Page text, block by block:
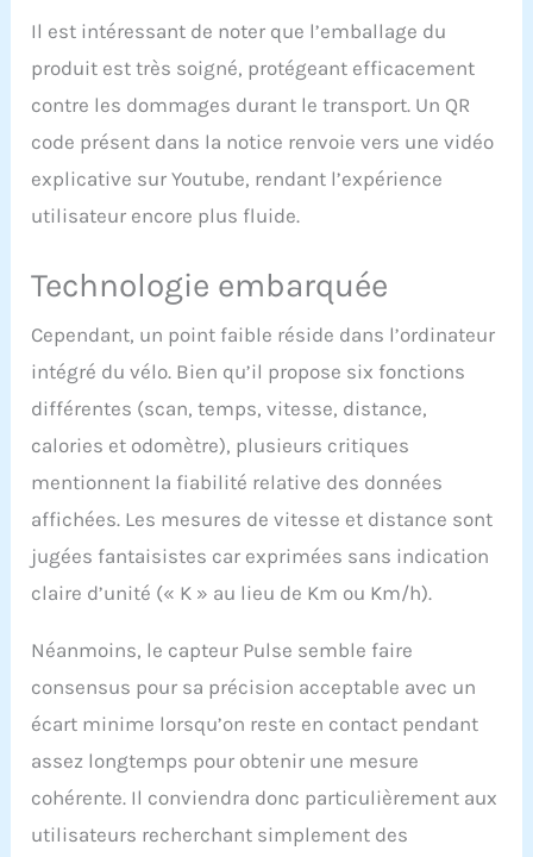
vitesse, le temps, la
distance parcourue, les
calories brûlées, les
pulsomètre intégré aux
poignées vous permet de
cardiaque pendant le
compteur électronique
du ise velo appartement
semi allongé, vous
diverses données
pendant l'exercice,
entraînement ciblé et
personnalisé et obtenir
en forme personnalisée.
【SUPER CONFORT】
Le système de freinage
magnétique du vélo
appartement/velo
d'appart semi allongé SY-
6802 est silencieux et
présente un avantage
décisif. Pédales réglable,
Pieds antidérapants
aucun dommage au
Il est intéressant de noter que l’emballage du
produit est très soigné, protégeant efficacement
contre les dommages durant le transport. Un QR
code présent dans la notice renvoie vers une vidéo
explicative sur Youtube, rendant l’expérience
utilisateur encore plus fluide.
Technologie embarquée
Cependant, un point faible réside dans l’ordinateur
intégré du vélo. Bien qu’il propose six fonctions
différentes (scan, temps, vitesse, distance,
calories et odomètre), plusieurs critiques
mentionnent la fiabilité relative des données
affichées. Les mesures de vitesse et distance sont
jugées fantaisistes car exprimées sans indication
claire d’unité (« K » au lieu de Km ou Km/h).
Néanmoins, le capteur Pulse semble faire
consensus pour sa précision acceptable avec un
écart minime lorsqu’on reste en contact pendant
assez longtemps pour obtenir une mesure
cohérente. Il conviendra donc particulièrement aux
utilisateurs recherchant simplement des